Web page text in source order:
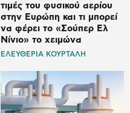
τιμές του φυσικού αερίου
στην Ευρώπη και τι μπορεί
να φέρει το «Σούπερ Ελ
Νίνιο» το χειμώνα
ΕΛΕΥΘΕΡΙΑ ΚΟΥΡΤΑΛΗ